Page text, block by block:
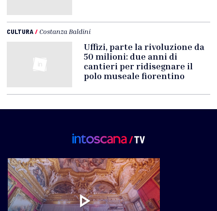
CULTURA/ Costanza Baldini
Uffizi, parte la rivoluzione da
50 milioni: due anni di
cantieri per ridisegnare il
polo museale fiorentino